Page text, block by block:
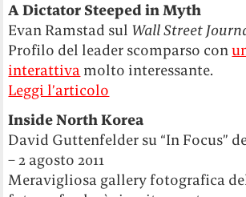
A Dictator Steeped in Myth
Evan Ramstad sul Wall Street
Profilo del leader scomparso con
interattiva molto interessante.
Leggi l’articolo
Inside North Korea
David Guttenfelder su “In Focus”
– 2 agosto 2011
Meravigliosa gallery fotografica